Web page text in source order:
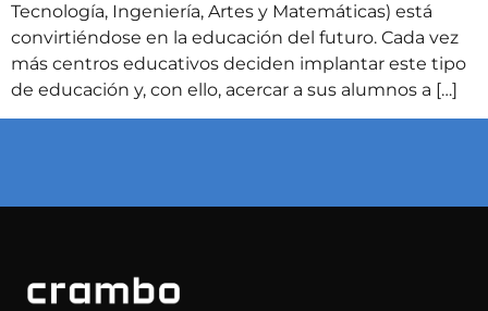
Tecnología, Ingeniería, Artes y Matemáticas) está
convirtiéndose en la educación del futuro. Cada vez
más centros educativos deciden implantar este tipo
de educación y, con ello, acercar a sus alumnos a […]